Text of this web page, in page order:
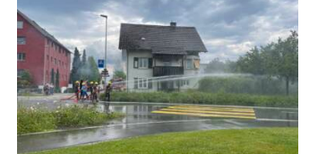
Jugendfeuerwehrtag 2024
Galerie
10. September 2024
0Comments